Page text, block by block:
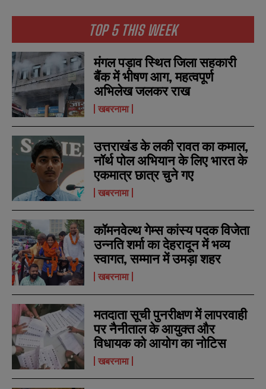
N
m
e
m
i
l
*
N
u
m
b
e
r
s
N
m
e
m
i
l
*
N
u
m
b
e
r
s
TOP 5 THIS WEEK
मंगल पड़ाव स्थित जिला सहकारी
बैंक में भीषण आग, महत्वपूर्ण
अभिलेख जलकर राख
खबरनामा
उत्तराखंड के लकी रावत का कमाल,
नॉर्थ पोल अभियान के लिए भारत के
एकमात्र छात्र चुने गए
खबरनामा
कॉमनवेल्थ गेम्स कांस्य पदक विजेता
उन्नति शर्मा का देहरादून में भव्य
स्वागत, सम्मान में उमड़ा शहर
खबरनामा
मतदाता सूची पुनरीक्षण में लापरवाही
पर नैनीताल के आयुक्त और
विधायक को आयोग का नोटिस
खबरनामा